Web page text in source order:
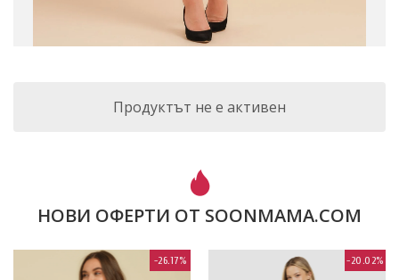
Продуктът не е активен
НОВИ ОФЕРТИ ОТ SOONMAMA.COM
-26.17% -20.02%